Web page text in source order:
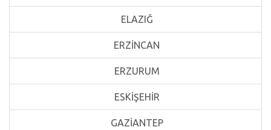
ELAZIĞ
ERZİNCAN
ERZURUM
ESKİŞEHİR
GAZİANTEP